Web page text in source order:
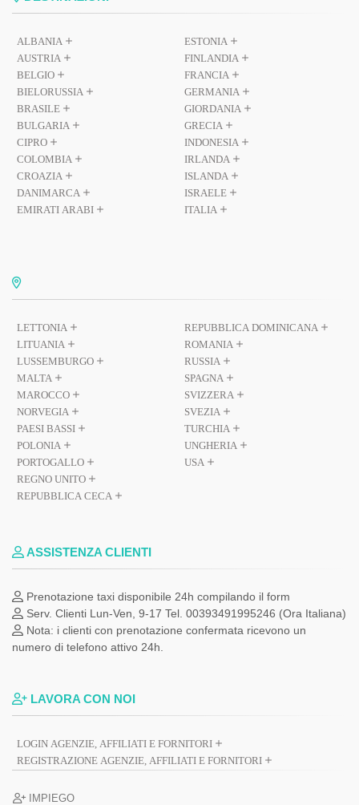
ALBANIA
AUSTRIA
BELGIO
BIELORUSSIA
BRASILE
BULGARIA
CIPRO
COLOMBIA
CROAZIA
DANIMARCA
EMIRATI ARABI
ESTONIA
FINLANDIA
FRANCIA
GERMANIA
GIORDANIA
GRECIA
INDONESIA
IRLANDA
ISLANDA
ISRAELE
ITALIA
LETTONIA
LITUANIA
LUSSEMBURGO
MALTA
MAROCCO
NORVEGIA
PAESI BASSI
POLONIA
PORTOGALLO
REGNO UNITO
REPUBBLICA CECA
REPUBBLICA DOMINICANA
ROMANIA
RUSSIA
SPAGNA
SVIZZERA
SVEZIA
TURCHIA
UNGHERIA
USA
ASSISTENZA CLIENTI
Prenotazione taxi disponibile 24h compilando il form
Serv. Clienti Lun-Ven, 9-17 Tel. 00393491995246 (Ora Italiana)
Nota: i clienti con prenotazione confermata ricevono un
numero di telefono attivo 24h.
LAVORA CON NOI
LOGIN AGENZIE, AFFILIATI E FORNITORI
REGISTRAZIONE AGENZIE, AFFILIATI E FORNITORI
IMPIEGO